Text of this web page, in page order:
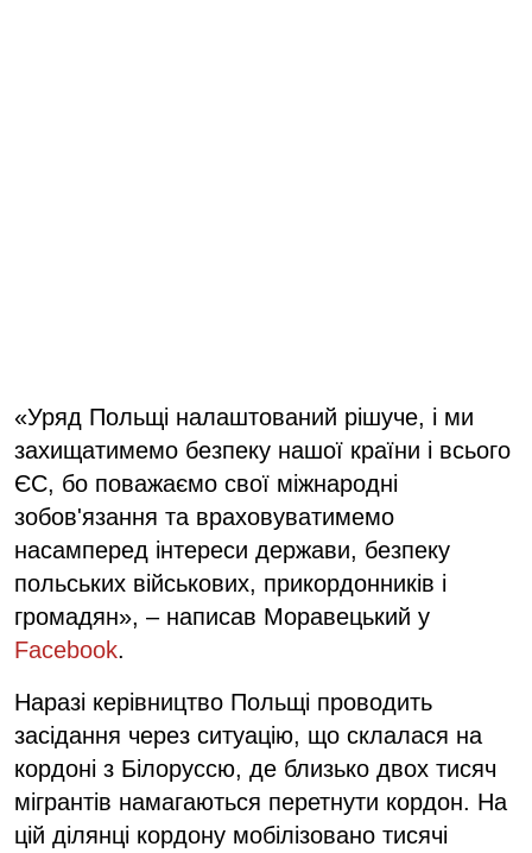
«Уряд Польщі налаштований рішуче, і ми
захищатимемо безпеку нашої країни і всього
ЄС, бо поважаємо свої міжнародні
зобов'язання та враховуватимемо
насамперед інтереси держави, безпеку
польських військових, прикордонників і
громадян», – написав Моравецький у
Facebook.
Наразі керівництво Польщі проводить
засідання через ситуацію, що склалася на
кордоні з Білоруссю, де близько двох тисяч
мігрантів намагаються перетнути кордон. На
цій ділянці кордону мобілізовано тисячі